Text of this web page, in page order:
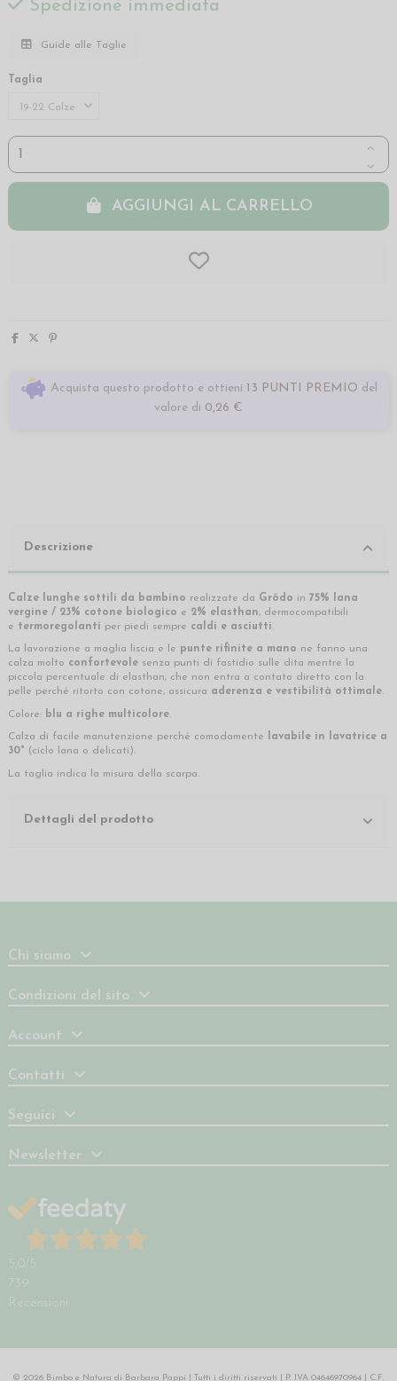
Spedizione immediata
Guide alle Taglie
Taglia
AGGIUNGI AL CARRELLO
Acquista questo prodotto e ottieni 13 PUNTI PREMIO del
valore di 0,26 €
Descrizione
Calze lunghe sottili da bambino realizzate da Grödo in 75% lana
vergine / 23% cotone biologico e 2% elasthan, dermocompatibili
e termoregolanti per piedi sempre caldi e asciutti.
La lavorazione a maglia liscia e le punte rifinite a mano ne fanno una
calza molto confortevole senza punti di fastidio sulle dita mentre la
piccola percentuale di elasthan, che non entra a contato diretto con la
pelle perché ritorto con cotone, assicura aderenza e vestibilità ottimale.
Colore: blu a righe multicolore.
Calza di facile manutenzione perché comodamente
lavabile in lavatrice a
30° (ciclo lana o delicati).
La taglia indica la misura della scarpa.
Dettagli del prodotto
Chi siamo
Condizioni del sito
Account
Contatti
Seguici
Newsletter
5,0 /5
739
Recensioni
© 2026 Bimbo e Natura di Barbara Pappi | Tutti i diritti riservati | P. IVA 04646970964 | C.F.